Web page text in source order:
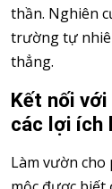
thần. Nghiên
trường tự
thẳng.
Kết nối với
các lợi ích
Làm vườn cho